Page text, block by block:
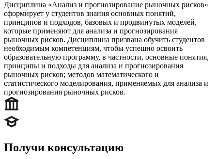
Дисциплина «Анализ и прогнозирование рыночных рисков»
сформирует у студентов знания основных понятий,
принципов и подходов, базовых и продвинутых моделей,
которые применяют для анализа и прогнозирования
рыночных рисков. Дисциплина призвана обучить студентов
необходимым компетенциям, чтобы успешно освоить
образовательную программу, в частности, основные понятия,
принципы и подходы для анализа и прогнозирования
рыночных рисков; методов математического и
статистического моделирования, применяемых для анализа и
прогнозирования рыночных рисков.
Получи консультацию